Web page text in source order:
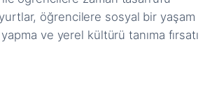
öğrencilere sosyal bir yaşam
ve yerel kültürü tanıma fırsatı